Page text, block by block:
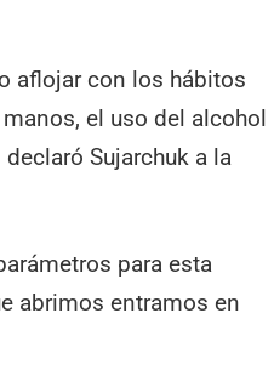
aflojar con los hábitos
el uso del alcohol
Sujarchuk a la
para esta
abrimos entramos en